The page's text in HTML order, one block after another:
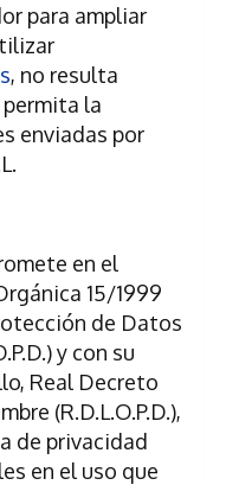
para ampliar
, no resulta
la
enviadas por
en el
15/1999
de Datos
y con su
Real Decreto
(R.D.L.O.P.D.),
de privacidad
en el uso que